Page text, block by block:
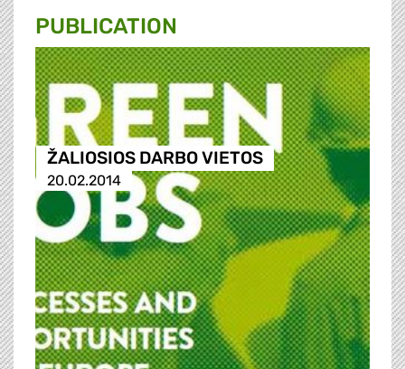
PUBLICATION
ŽALIOSIOS DARBO VIETOS
20.02.2014